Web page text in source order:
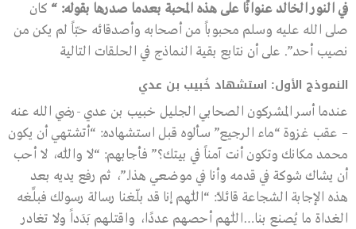
في النور الخالد عنوانًا على هذه المحبة بعدما صدرها بقوله: “ كان
صلى الله عليه وسلم محبوباً من أصحابه وأصدقائه حبّاً لم يكن من
نصيب أحد.”. على أن نتابع بقية النماذج في الحلقات التالية
النموذج الأول: استشهاد خُبيب بن عدي
عندما أسر المشركون الصحابي الجليل خبيب بن عدي -رضي الله عنه
– عقب غزوة “ماء الرجيع” سألوه قبل استشهاده: “أتشتهي أن يكون
محمد مكانك وتكون أنت آمناً في بيتك؟” فأجابهم: “لا واللّٰه، لا أحب
أن يشاك شوكة في قدمه وأنا في موضعي هذا.”، ثم رفع يديه بعد
هذه الإجابة الشجاعة قائلاً: “اللّٰهم إنا قد بلّغنا رسالة رسولك فبلِّغه
الغداة ما يُصنع بنا…اللّٰهم أحصهم عددًا، واقتلهم بَدَداً ولا تغادر